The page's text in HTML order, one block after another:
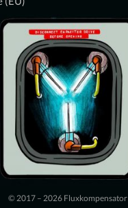
© 2017 – 2026 Fluxkompensator